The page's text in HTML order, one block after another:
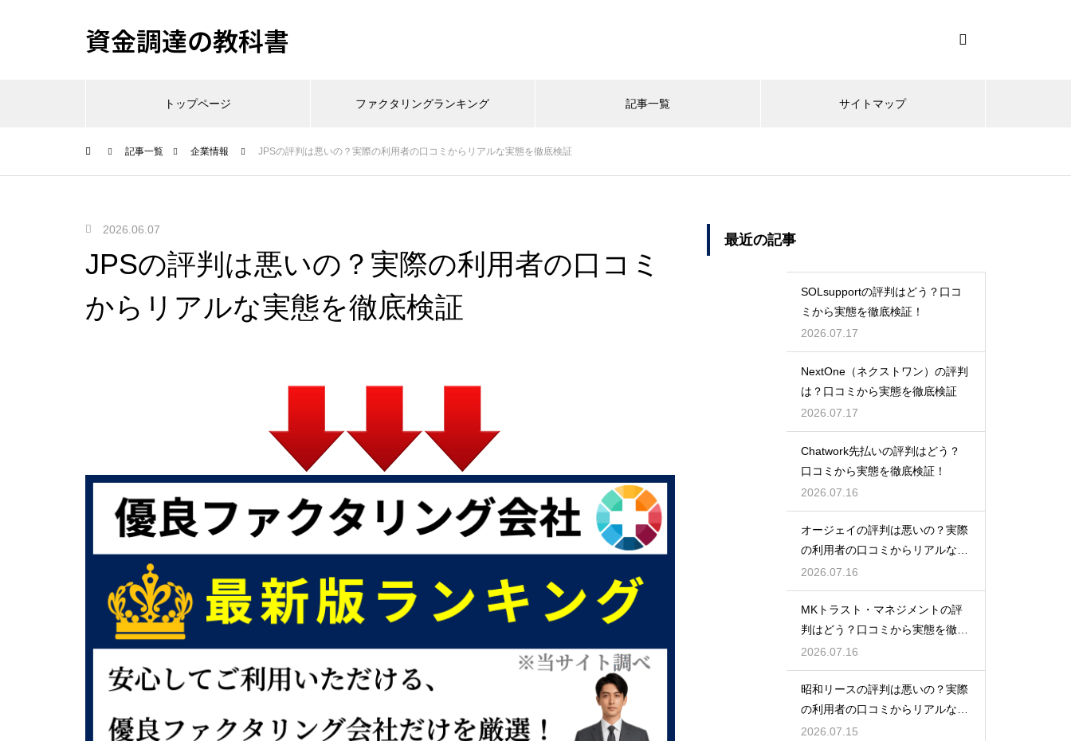
資金調達の教科書
トップページ ファクタリングランキング 記事一覧 サイトマップ
記事一覧 企業情報 JPSの評判は悪いの？実際の利用者の口コミからリアルな実態を徹底検証
2026.06.07
JPSの評判は悪いの？実際の利用者の口コミ
からリアルな実態を徹底検証
最近の記事
SOLsupportの評判はどう？口コ
ミから実態を徹底検証！
2026.07.17
NextOne（ネクストワン）の評判
は？口コミから実態を徹底検証
2026.07.17
Chatwork先払いの評判はどう？
口コミから実態を徹底検証！
2026.07.16
オージェイの評判は悪いの？実際
の利用者の口コミからリアルな実
態検証
2026.07.16
MKトラスト・マネジメントの評
判はどう？口コミから実態を徹底
検証！
2026.07.16
昭和リースの評判は悪いの？実際
の利用者の口コミからリアルな実
態検証
2026.07.15